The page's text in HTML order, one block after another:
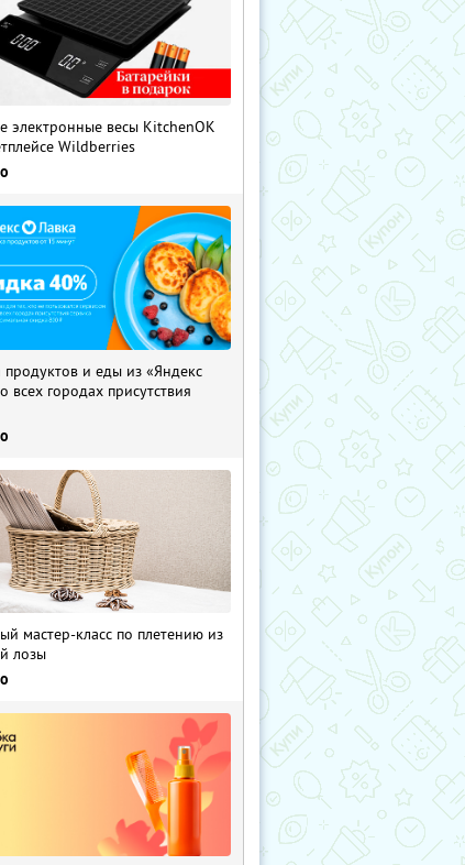
электронные весы KitchenOK
Wildberries
продуктов и еды из «Яндекс
всех городах присутствия
мастер-класс по плетению из
лозы